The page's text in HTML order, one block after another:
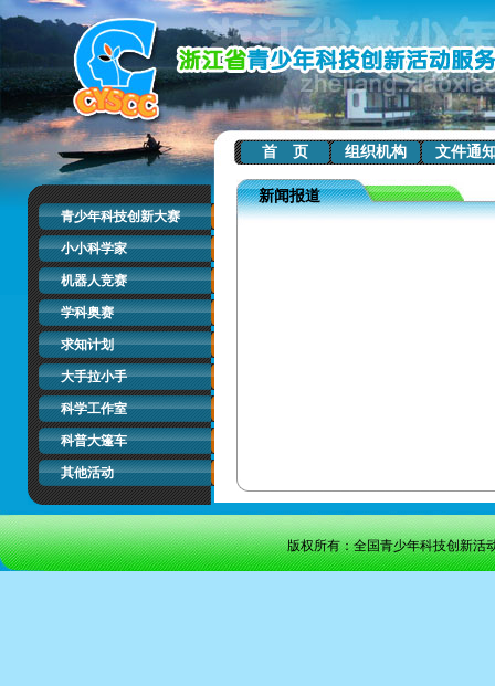
首 页 组织机构 文件通
青少年科技创新大赛
小小科学家
机器人竞赛
学科奥赛
求知计划
大手拉小手
科学工作室
科普大篷车
其他活动
新闻报道
版权所有：全国青少年科技创新